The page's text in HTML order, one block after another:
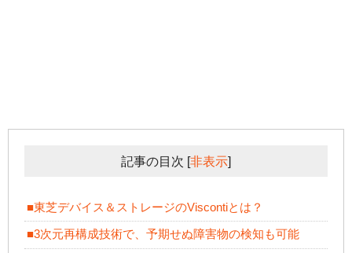
記事の目次 [非表示]
■東芝デバイス＆ストレージのViscontiとは？
■3次元再構成技術で、予期せぬ障害物の検知も可能